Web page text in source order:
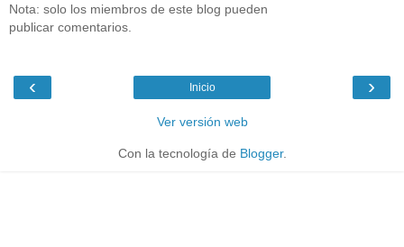
Nota: solo los miembros de este blog pueden
publicar comentarios.
‹ ›
Inicio
Ver versión web
Con la tecnología de Blogger.